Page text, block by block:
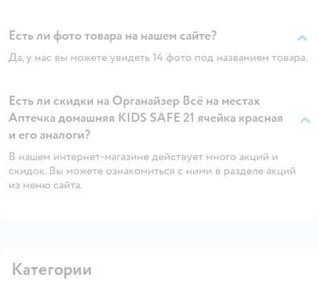
Есть ли фото товара на нашем сайте?
Да, у нас вы можете увидеть 14 фото под названием товара.
Есть ли скидки на Органайзер Всё на местах
Аптечка домашняя KIDS SAFE 21 ячейка красная
и его аналоги?
В нашем интернет-магазине действует много акций и
скидок. Вы можете ознакомиться с ними в разделе акций
из меню сайта.
Категории